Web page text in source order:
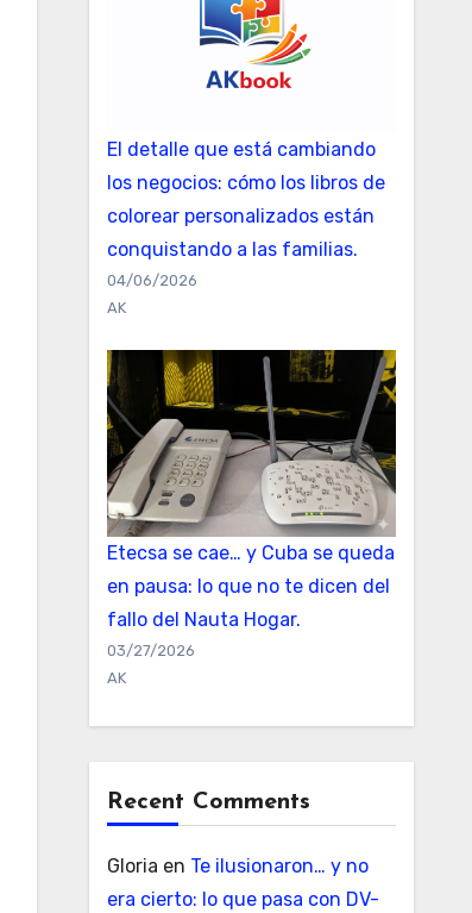
El detalle que está cambiando
los negocios: cómo los libros de
colorear personalizados están
conquistando a las familias.
04/06/2026
AK
Etecsa se cae… y Cuba se queda
en pausa: lo que no te dicen del
fallo del Nauta Hogar.
03/27/2026
AK
Recent Comments
Gloria en Te ilusionaron… y no
era cierto: lo que pasa con DV-